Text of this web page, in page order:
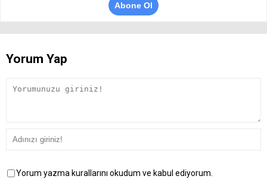
Abone Ol
Yorum Yap
Yorum yazma kurallarını okudum ve kabul ediyorum.